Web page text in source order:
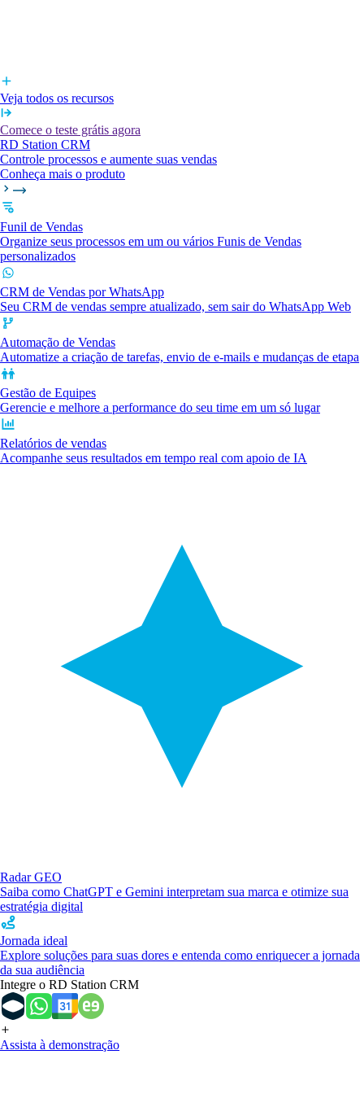
Veja todos os recursos
Comece o teste grátis agora
RD Station CRM
Controle processos e aumente suas vendas
Conheça mais o produto
Funil de Vendas
Organize seus processos em um ou vários Funis de Vendas
personalizados
CRM de Vendas por WhatsApp
Seu CRM de vendas sempre atualizado, sem sair do WhatsApp Web
Automação de Vendas
Automatize a criação de tarefas, envio de e-mails e mudanças de etapa
Gestão de Equipes
Gerencie e melhore a performance do seu time em um só lugar
Relatórios de vendas
Acompanhe seus resultados em tempo real com apoio de IA
Radar GEO
Saiba como ChatGPT e Gemini interpretam sua marca e otimize sua
estratégia digital
Jornada ideal
Explore soluções para suas dores e entenda como enriquecer a jornada
da sua audiência
Integre o RD Station CRM
Assista à demonstração